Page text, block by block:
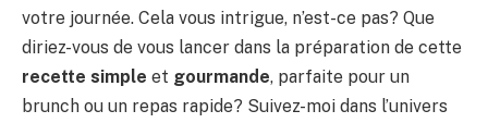
votre journée. Cela vous intrigue, n’est-ce pas? Que
diriez-vous de vous lancer dans la préparation de cette
recette simple et gourmande, parfaite pour un
brunch ou un repas rapide? Suivez-moi dans l’univers